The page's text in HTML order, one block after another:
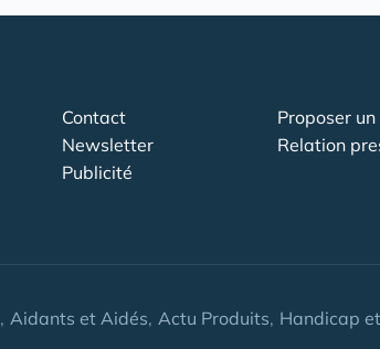
Contact
Newsletter
Publicité
Proposer
Relation
Aidants et Aidés Actu Produits Handicap